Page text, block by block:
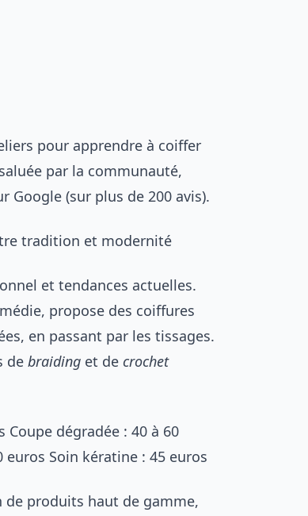
pour apprendre à coiffer
par la communauté,
Google (sur plus de 200 avis).
tradition et modernité
et tendances actuelles.
propose des coiffures
en passant par les tissages.
de braiding et de crochet
Coupe dégradée : 40 à 60
Soin kératine : 45 euros
produits haut de gamme,